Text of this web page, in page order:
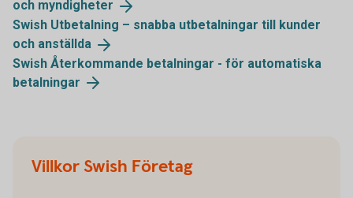
och myndigheter
Swish Utbetalning – snabba utbetalningar till kunder
och anställda
Swish Återkommande betalningar - för automatiska
betalningar
Villkor Swish Företag